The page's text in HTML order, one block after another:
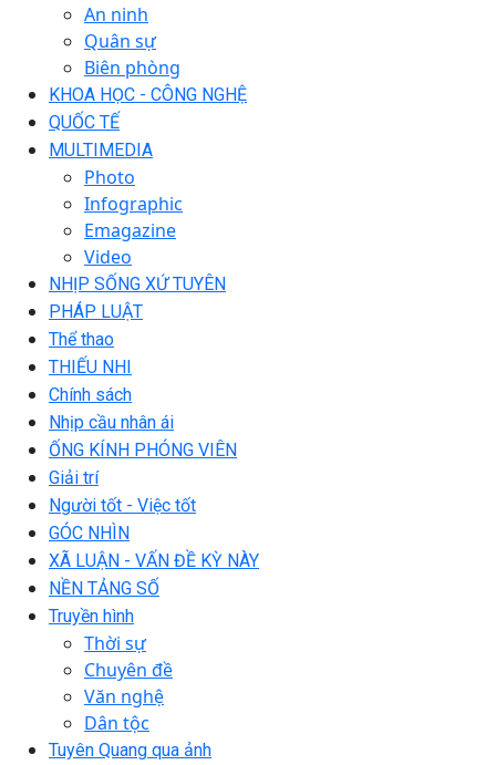
An ninh
Quân sự
Biên phòng
KHOA HỌC - CÔNG NGHỆ
QUỐC TẾ
MULTIMEDIA
Photo
Infographic
Emagazine
Video
NHỊP SỐNG XỨ TUYÊN
PHÁP LUẬT
Thể thao
THIẾU NHI
Chính sách
Nhịp cầu nhân ái
ỐNG KÍNH PHÓNG VIÊN
Giải trí
Người tốt - Việc tốt
GÓC NHÌN
XÃ LUẬN - VẤN ĐỀ KỲ NÀY
NỀN TẢNG SỐ
Truyền hình
Thời sự
Chuyên đề
Văn nghệ
Dân tộc
Tuyên Quang qua ảnh